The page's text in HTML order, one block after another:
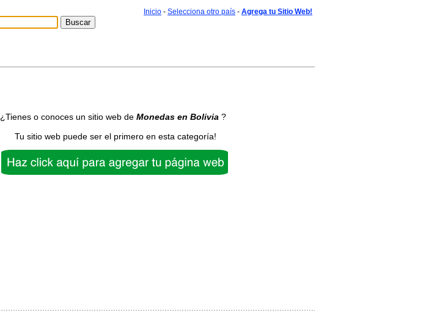
Inicio - Selecciona otro país - Agrega tu Sitio Web!
¿Tienes o conoces un sitio web de Monedas en Bolivia ?
Tu sitio web puede ser el primero en esta categoría!